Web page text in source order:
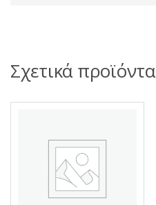
Σχετικά προϊόντα